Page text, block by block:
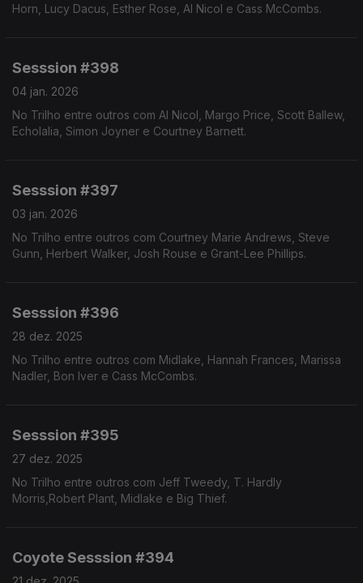
Horn, Lucy Dacus, Esther Rose, Al Nicol e Cass McCombs.
Sesssion #398
04 jan. 2026
No Trilho entre outros com Al Nicol, Margo Price, Scott Ballew,
Echolalia, Simon Joyner e Courtney Barnett.
Sesssion #397
03 jan. 2026
No Trilho entre outros com Courtney Marie Andrews, Steve
Gunn, Herbert Walker, Josh Rouse e Grant-Lee Phillips.
Sesssion #396
28 dez. 2025
No Trilho entre outros com Midlake, Hannah Frances, Marissa
Nadler, Bon Iver e Cass McCombs.
Sesssion #395
27 dez. 2025
No Trilho entre outros com Jeff Tweedy, T. Hardly
Morris,Robert Plant, Midlake e Big Thief.
Coyote Sesssion #394